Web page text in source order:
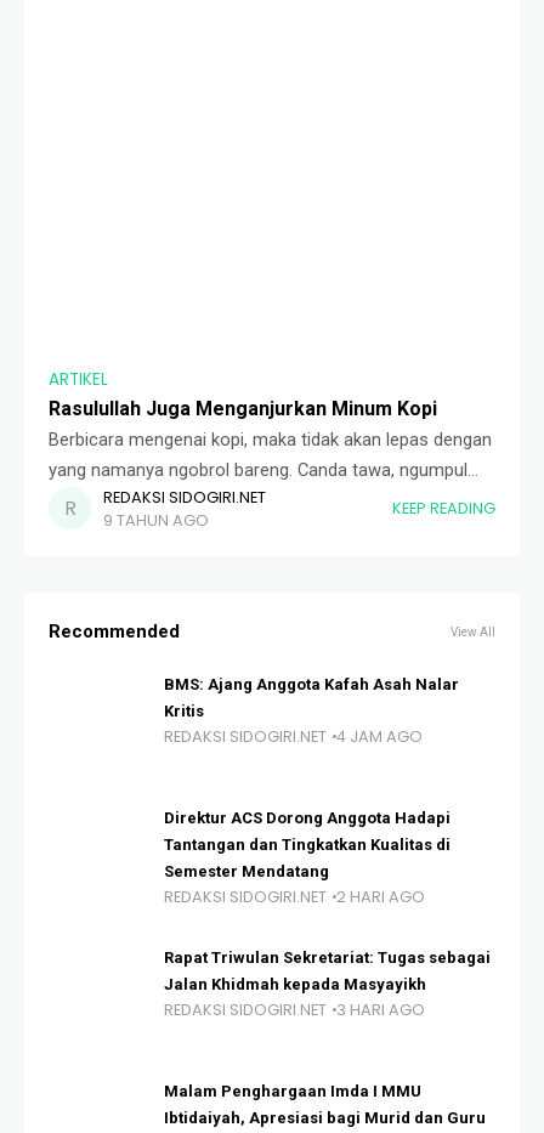
ARTIKEL
Rasulullah Juga Menganjurkan Minum Kopi
Berbicara mengenai kopi, maka tidak akan lepas dengan
yang namanya ngobrol bareng. Canda tawa, ngumpul
bareng tidak nikmat rasanya jika tidak ditemani
secangkir kopi. Bagi pencintanya kopi melebihi apapun.
REDAKSI SIDOGIRI.NET
9 TAHUN AGO
KEEP READING
Recommended View All
BMS: Ajang Anggota Kafah Asah Nalar
Kritis
REDAKSI SIDOGIRI.NET 4 JAM AGO
Direktur ACS Dorong Anggota Hadapi
Tantangan dan Tingkatkan Kualitas di
Semester Mendatang
REDAKSI SIDOGIRI.NET 2 HARI AGO
Rapat Triwulan Sekretariat: Tugas sebagai
Jalan Khidmah kepada Masyayikh
REDAKSI SIDOGIRI.NET 3 HARI AGO
Malam Penghargaan Imda I MMU
Ibtidaiyah, Apresiasi bagi Murid dan Guru